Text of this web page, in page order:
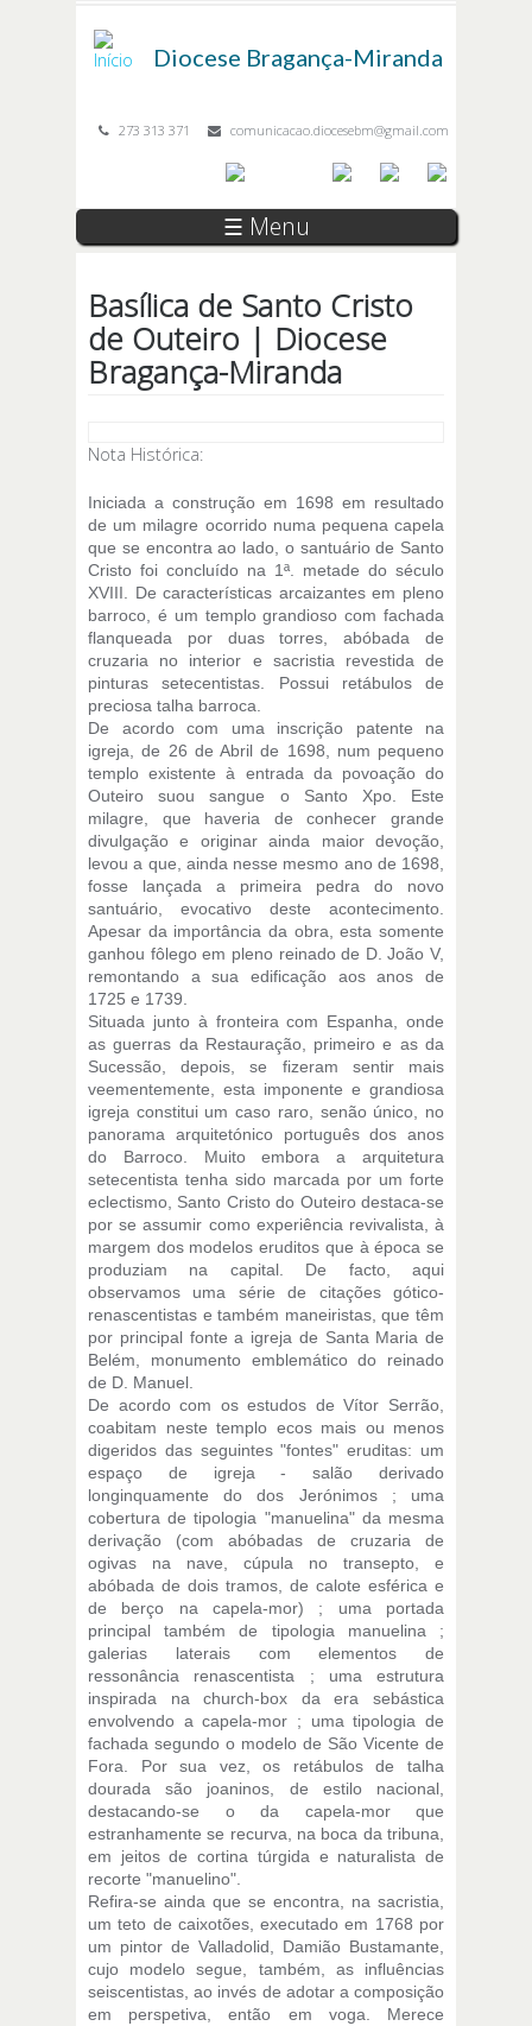
Diocese Bragança-Miranda
273 313 371 comunicacao.diocesebm@gmail.com
☰ Menu
Basílica de Santo Cristo
de Outeiro | Diocese
Bragança-Miranda
Nota Histórica:
Iniciada a construção em 1698 em resultado
de um milagre ocorrido numa pequena capela
que se encontra ao lado, o santuário de Santo
Cristo foi concluído na 1ª. metade do século
XVIII. De características arcaizantes em pleno
barroco, é um templo grandioso com fachada
flanqueada por duas torres, abóbada de
cruzaria no interior e sacristia revestida de
pinturas setecentistas. Possui retábulos de
preciosa talha barroca.
De acordo com uma inscrição patente na
igreja, de 26 de Abril de 1698, num pequeno
templo existente à entrada da povoação do
Outeiro suou sangue o Santo Xpo. Este
milagre, que haveria de conhecer grande
divulgação e originar ainda maior devoção,
levou a que, ainda nesse mesmo ano de 1698,
fosse lançada a primeira pedra do novo
santuário, evocativo deste acontecimento.
Apesar da importância da obra, esta somente
ganhou fôlego em pleno reinado de D. João V,
remontando a sua edificação aos anos de
1725 e 1739.
Situada junto à fronteira com Espanha, onde
as guerras da Restauração, primeiro e as da
Sucessão, depois, se fizeram sentir mais
veementemente, esta imponente e grandiosa
igreja constitui um caso raro, senão único, no
panorama arquitetónico português dos anos
do Barroco. Muito embora a arquitetura
setecentista tenha sido marcada por um forte
eclectismo, Santo Cristo do Outeiro destaca-se
por se assumir como experiência revivalista, à
margem dos modelos eruditos que à época se
produziam na capital. De facto, aqui
observamos uma série de citações gótico-
renascentistas e também maneiristas, que têm
por principal fonte a igreja de Santa Maria de
Belém, monumento emblemático do reinado
de D. Manuel.
De acordo com os estudos de Vítor Serrão,
coabitam neste templo ecos mais ou menos
digeridos das seguintes "fontes" eruditas: um
espaço de igreja - salão derivado
longinquamente do dos Jerónimos ; uma
cobertura de tipologia "manuelina" da mesma
derivação (com abóbadas de cruzaria de
ogivas na nave, cúpula no transepto, e
abóbada de dois tramos, de calote esférica e
de berço na capela-mor) ; uma portada
principal também de tipologia manuelina ;
galerias laterais com elementos de
ressonância renascentista ; uma estrutura
inspirada na church-box da era sebástica
envolvendo a capela-mor ; uma tipologia de
fachada segundo o modelo de São Vicente de
Fora. Por sua vez, os retábulos de talha
dourada são joaninos, de estilo nacional,
destacando-se o da capela-mor que
estranhamente se recurva, na boca da tribuna,
em jeitos de cortina túrgida e naturalista de
recorte "manuelino".
Refira-se ainda que se encontra, na sacristia,
um teto de caixotões, executado em 1768 por
um pintor de Valladolid, Damião Bustamante,
cujo modelo segue, também, as influências
seiscentistas, ao invés de adotar a composição
em perspetiva, então em voga. Merece